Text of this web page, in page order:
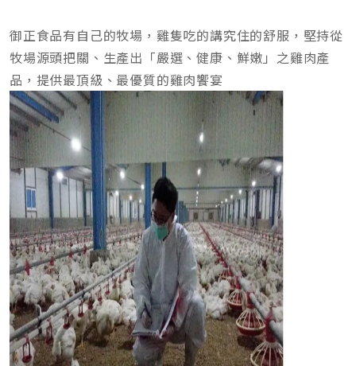
御正食品有自己的牧場，雞隻吃的講究住的舒服，堅持從
牧場源頭把關、生產出「嚴選、健康、鮮嫩」之雞肉產
品，提供最頂級、最優質的雞肉饗宴